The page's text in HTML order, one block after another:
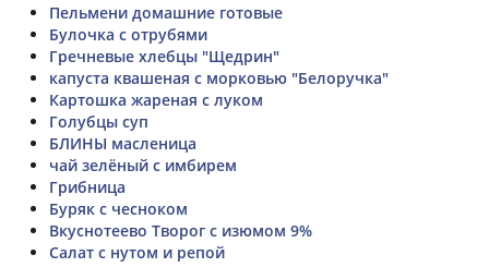
Пельмени домашние готовые
Булочка с отрубями
Гречневые хлебцы "Щедрин"
капуста квашеная с морковью "Белоручка"
Картошка жареная с луком
Голубцы суп
БЛИНЫ масленица
чай зелёный с имбирем
Грибница
Буряк с чесноком
Вкуснотеево Творог с изюмом 9%
Салат с нутом и репой